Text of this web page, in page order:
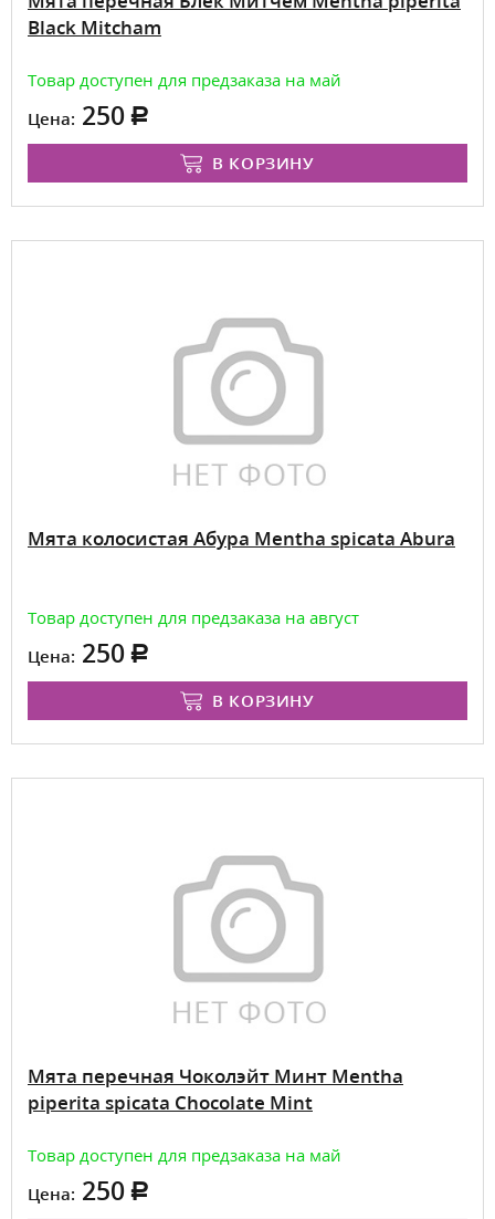
Black Mitcham
Товар доступен для предзаказа на май
Цена: 250
В КОРЗИНУ
Мята колосистая Абура Mentha spicata Abura
Товар доступен для предзаказа на август
Цена: 250
В КОРЗИНУ
Мята перечная Чоколэйт Минт Mentha
piperita spicata Chocolate Mint
Товар доступен для предзаказа на май
Цена: 250